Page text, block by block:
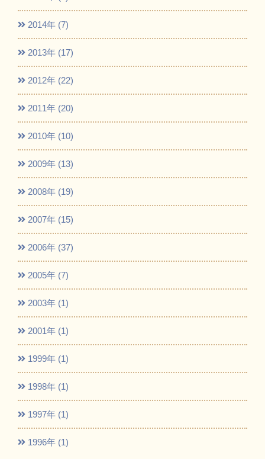
2014年 (7)
2013年 (17)
2012年 (22)
2011年 (20)
2010年 (10)
2009年 (13)
2008年 (19)
2007年 (15)
2006年 (37)
2005年 (7)
2003年 (1)
2001年 (1)
1999年 (1)
1998年 (1)
1997年 (1)
1996年 (1)